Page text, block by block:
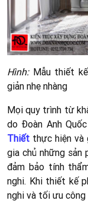
Hình: Mẫu thiết
giản nhẹ nhàng
Mọi quy trình từ
do Đoàn Anh
Thiết thực hiện và
gia chủ những sản
đảm bảo tính
nghi. Khi thiết kế
nghi và tối ưu công